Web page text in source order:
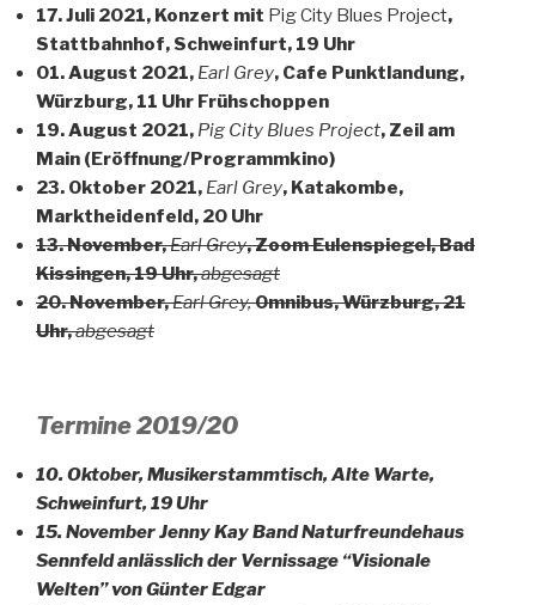
17. Juli 2021, Konzert mit Pig City Blues Project,
Stattbahnhof, Schweinfurt, 19 Uhr
01. August 2021, Earl Grey, Cafe Punktlandung,
Würzburg, 11 Uhr Frühschoppen
19. August 2021, Pig City Blues Project, Zeil am
Main (Eröffnung/Programmkino)
23. Oktober 2021, Earl Grey, Katakombe,
Marktheidenfeld, 20 Uhr
13. November,Earl Grey, Zoom Eulenspiegel, Bad
Kissingen, 19 Uhr,abgesagt
20. November,Earl Grey,Omnibus, Würzburg, 21
Uhr,abgesagt
Termine 2019/20
10. Oktober, Musikerstammtisch, Alte Warte,
Schweinfurt, 19 Uhr
15. November Jenny Kay Band Naturfreundehaus
Sennfeldanlässlich der Vernissage “Visionale
Welten” von Günter Edgar